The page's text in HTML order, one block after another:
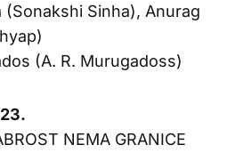
(Sonakshi Sinha), Anurag
(A. R. Murugadoss)
NEMA GRANICE